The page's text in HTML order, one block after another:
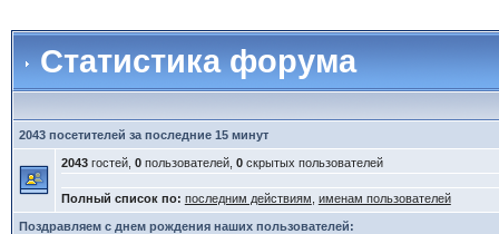
Статистика форума
2043 посетителей за последние 15 минут
2043гостей, 0пользователей, 0скрытых пользователей
Полный список по: последним действиям именам пользователей
Поздравляем с днем рождения наших пользователей: